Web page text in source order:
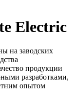
Electric
на заводских
продукции
разработками,
опытом